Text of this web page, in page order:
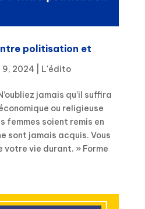
politisation et
9, 2024| L'édito
jamais qu’il suffira
ou religieuse
femmes soient remis en
sont jamais acquis. Vous
vie durant. » Forme